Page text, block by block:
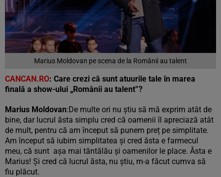
Marius Moldovan pe scena de la Românii au talent
CANCAN.RO: Care crezi că sunt atuurile tale în marea
finală a show-ului „Românii au talent”?
Marius Moldovan:De multe ori nu știu să mă exprim atât de
bine, dar lucrul ăsta simplu cred că oamenii îl apreciază atât
de mult, pentru că am început să punem preț pe simplitate.
Am început să iubim simplitatea și cred ăsta e farmecul
meu, că sunt așa mai tăntălău și oamenilor le place. Ăsta e
Marius! Și cred că lucrul ăsta, nu știu, m-a făcut cumva să
fiu plăcut.